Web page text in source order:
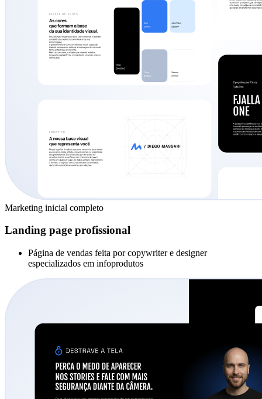
Marketing inicial completo
Landing page profissional
Página de vendas feita por copywriter e designer
especializados em infoprodutos